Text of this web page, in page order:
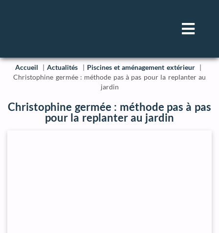
Accueil Actualités
Piscines et aménagement extérieur
Christophine germée : méthode pas à pas pour la replanter au
jardin
Christophine germée : méthode pas à pas
pour la replanter au jardin